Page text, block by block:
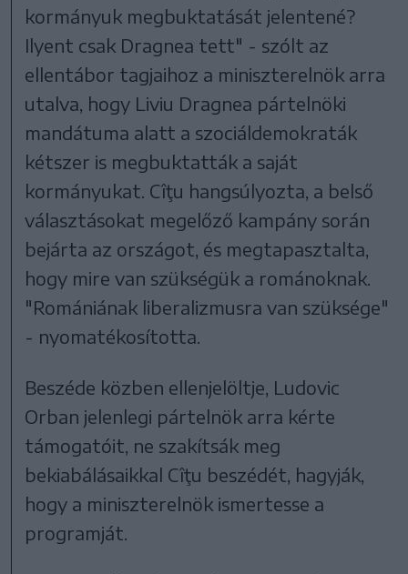
kormányuk megbuktatását jelentené?
Ilyent csak Dragnea tett" - szólt az
ellentábor tagjaihoz a miniszterelnök arra
utalva, hogy Liviu Dragnea pártelnöki
mandátuma alatt a szociáldemokraták
kétszer is megbuktatták a saját
kormányukat. Cîţu hangsúlyozta, a belső
választásokat megelőző kampány során
bejárta az országot, és megtapasztalta,
hogy mire van szükségük a románoknak.
"Romániának liberalizmusra van szüksége"
- nyomatékosította.
Beszéde közben ellenjelöltje, Ludovic
Orban jelenlegi pártelnök arra kérte
támogatóit, ne szakítsák meg
bekiabálásaikkal Cîţu beszédét, hagyják,
hogy a miniszterelnök ismertesse a
programját.